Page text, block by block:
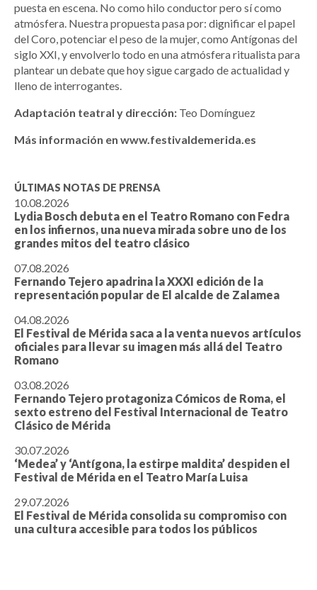
puesta en escena. No como hilo conductor pero sí como
atmósfera. Nuestra propuesta pasa por: dignificar el papel
del Coro, potenciar el peso de la mujer, como Antígonas del
siglo XXI, y envolverlo todo en una atmósfera ritualista para
plantear un debate que hoy sigue cargado de actualidad y
lleno de interrogantes.
Adaptación teatral y dirección: Teo Domínguez
Más información en www.festivaldemerida.es
ÚLTIMAS NOTAS DE PRENSA
10.08.2026
Lydia Bosch debuta en el Teatro Romano con Fedra
en los infiernos, una nueva mirada sobre uno de los
grandes mitos del teatro clásico
07.08.2026
Fernando Tejero apadrina la XXXI edición de la
representación popular de El alcalde de Zalamea
04.08.2026
El Festival de Mérida saca a la venta nuevos artículos
oficiales para llevar su imagen más allá del Teatro
Romano
03.08.2026
Fernando Tejero protagoniza Cómicos de Roma, el
sexto estreno del Festival Internacional de Teatro
Clásico de Mérida
30.07.2026
‘Medea’ y ‘Antígona, la estirpe maldita’ despiden el
Festival de Mérida en el Teatro María Luisa
29.07.2026
El Festival de Mérida consolida su compromiso con
una cultura accesible para todos los públicos